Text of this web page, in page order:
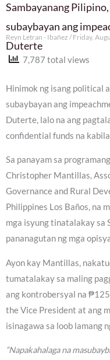
Sambayanang
subaybayan ang
Duterte
Reyn Letran - Ibañez Friday,
7,787 total views
Hinimok ng isang political
subaybayan ang
Duterte, lalo na ang
confidential funds na
Sa panayam sa
Christopher Mantillas,
Governance and Rural
Philippines Los Baños, na
mga isyung tinatalakay sa
pananagutan ng mga
Ayon kay Mantillas,
tumatalakay sa maling
ang kontrobersyal na
the Vice President at ang
isinagawa sa loob lamang
“Napakahalaga na